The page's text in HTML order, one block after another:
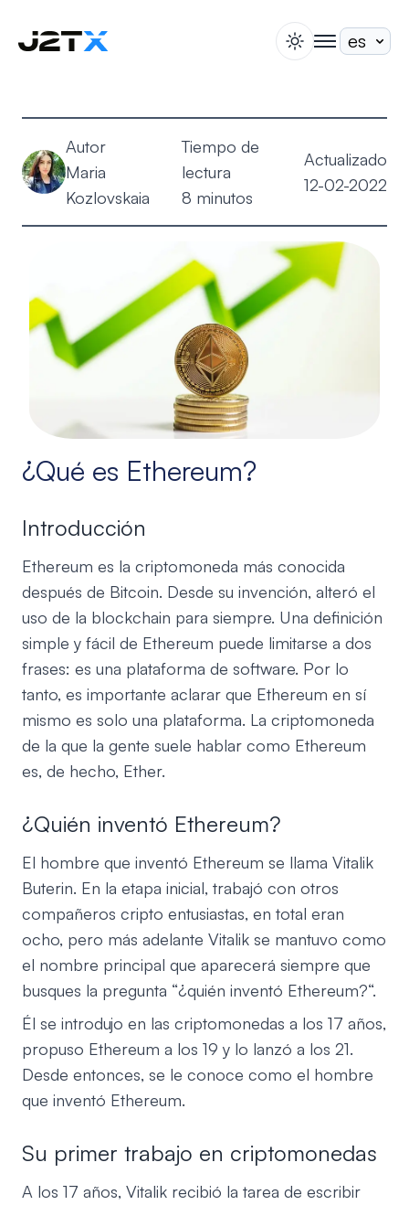
Blog
Ayuda
Acerca de
Abrir Cuenta
Iniciar Sesión
switch theme
togglenav
Autor
Maria
Kozlovskaia
Tiempo de
lectura
8 minutos
Actualizado
12-02-2022
¿Qué es Ethereum?
Introducción
Ethereum es la criptomoneda más conocida
después de Bitcoin. Desde su invención, alteró el
uso de la blockchain para siempre. Una definición
simple y fácil de Ethereum puede limitarse a dos
frases: es una plataforma de software. Por lo
tanto, es importante aclarar que Ethereum en sí
mismo es solo una plataforma. La criptomoneda
de la que la gente suele hablar como Ethereum
es, de hecho, Ether.
¿Quién inventó Ethereum?
El hombre que inventó Ethereum se llama Vitalik
Buterin. En la etapa inicial, trabajó con otros
compañeros cripto entusiastas, en total eran
ocho, pero más adelante Vitalik se mantuvo como
el nombre principal que aparecerá siempre que
busques la pregunta “¿quién inventó Ethereum?“.
Él se introdujo en las criptomonedas a los 17 años,
propuso Ethereum a los 19 y lo lanzó a los 21.
Desde entonces, se le conoce como el hombre
que inventó Ethereum.
Su primer trabajo en criptomonedas
A los 17 años, Vitalik recibió la tarea de escribir